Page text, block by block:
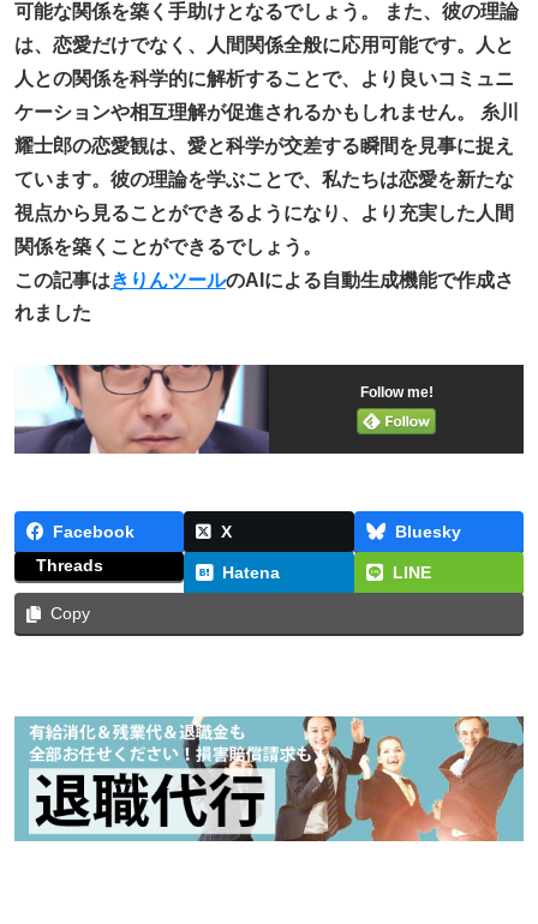
可能な関係を築く手助けとなるでしょう。 また、彼の理論
は、恋愛だけでなく、人間関係全般に応用可能です。人と
人との関係を科学的に解析することで、より良いコミュニ
ケーションや相互理解が促進されるかもしれません。 糸川
耀士郎の恋愛観は、愛と科学が交差する瞬間を見事に捉え
ています。彼の理論を学ぶことで、私たちは恋愛を新たな
視点から見ることができるようになり、より充実した人間
関係を築くことができるでしょう。
この記事はきりんツールのAIによる自動生成機能で作成さ
れました
Follow me!
Facebook X
Bluesky
Threads
Hatena LINE
Copy